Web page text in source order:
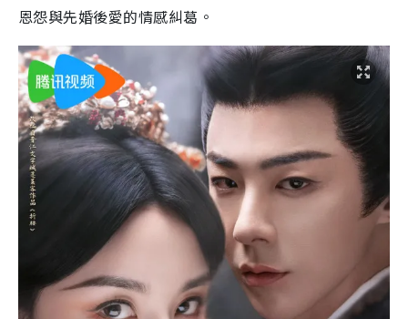
恩怨與先婚後愛的情感糾葛。